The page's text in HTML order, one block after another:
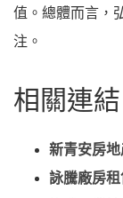
值。總體而言，
注。
相關連結
新青安房
詠騰廠房租